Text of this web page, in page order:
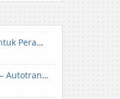
Klinik Dermatologi & Estetika Profesional Untuk Perawatan Kulit dan Kecantikan
Sewa Mobil Jakarta & Sewa Mobil Korporat – Autotranz Indonesia